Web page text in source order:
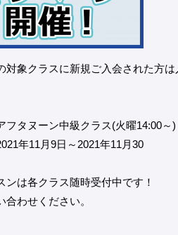
対象クラスに新規ご入会された方
フタヌーン中級クラス(火曜14:00～)
年11月9日～2021年11月30
ンは各クラス随時受付中です！
合わせください。